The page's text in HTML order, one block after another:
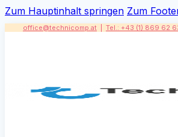
Zum Hauptinhalt springen Zum
office@technicomp.at Tel.: +43 (1) 869 62